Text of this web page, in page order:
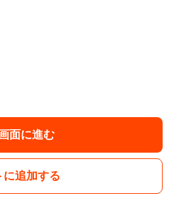
面に進む
に追加する